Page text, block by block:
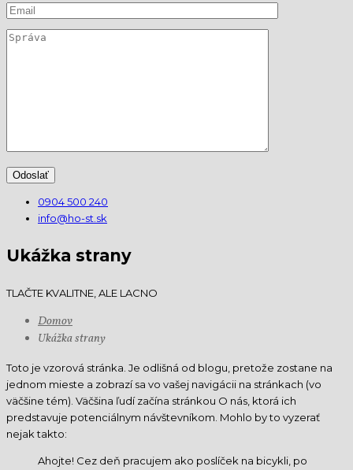
0904 500 240
info@ho-st.sk
Ukážka strany
TLAČTE KVALITNE, ALE LACNO
Domov
Ukážka strany
Toto je vzorová stránka. Je odlišná od blogu, pretože zostane na
jednom mieste a zobrazí sa vo vašej navigácii na stránkach (vo
väčšine tém). Väčšina ľudí začína stránkou O nás, ktorá ich
predstavuje potenciálnym návštevníkom. Mohlo by to vyzerať
nejak takto:
Ahojte! Cez deň pracujem ako poslíček na bicykli, po